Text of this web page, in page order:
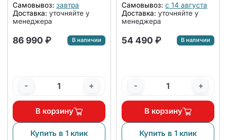
Самовывоз: завтра
Доставка: уточняйте у
менеджера
86 990 ₽ В наличии
- +
В корзину
Купить в 1 клик
Самовывоз: с 14 августа
Доставка: уточняйте у
менеджера
54 490 ₽ В наличии
- +
В корзину
Купить в 1 клик